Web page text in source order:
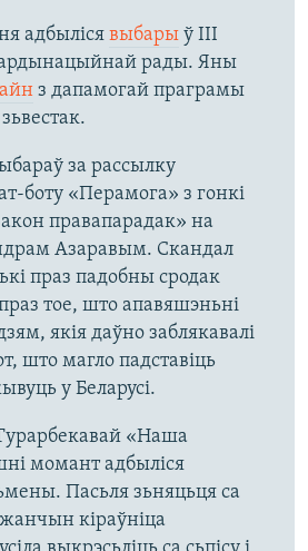
адбыліся выбарыў ІІІ
рады. Яны
з дапамогай праграмы
за рассылку
боту «Перамога» з гонкі
правапарадак» на
Азаравым. Скандал
праз падобны сродак
праз тое, што апавяшэньні
якія даўно заблякавалі
што магло падставіць
у Беларусі.
«Наша
момант адбыліся
Пасьля зьняцьця са
кіраўніца